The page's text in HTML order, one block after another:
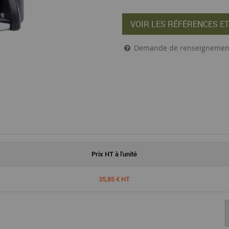
VOIR LES RÉFÉRENCES
Demande de
Prix HT à l'unité
35,85 € HT